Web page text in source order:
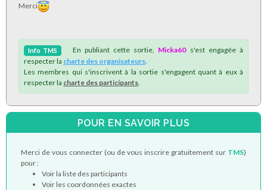
Merci
Info TMS En publiant cette sortie, Micka60s'est engagée à
respecter la charte des organisateurs
Les membres qui s'inscrivent à la sortie s'engagent quant à eux à
respecter la charte des participants
POUR EN SAVOIR PLUS
Merci de vous connecter (ou de vous inscrire gratuitement sur TMS)
pour :
Voir la liste des participants
Voir les coordonnées exactes